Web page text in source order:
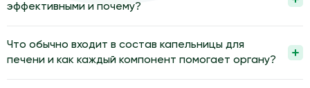
эффективными и почему?
которых врач подбирает по результатам обследования
печени и общего состояния. В них обычно сочетают
Что обычно входит в состав капельницы для
печени и как каждый компонент помогает органу?